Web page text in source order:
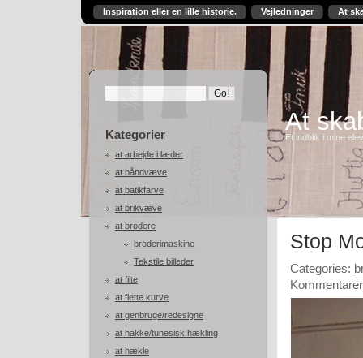
Inspiration eller en lille historie. Vejledninger At
Kategorier
at arbejde i læder
at båndvæve
at batikfarve
at brikvæve
at brodere
broderimaskine
Tekstile billeder
at filte
at flette kurve
at genbruge/redesigne
at hakke/tunesisk hækling
at hækle
At
Et indblik i mine
Stop
Categories: